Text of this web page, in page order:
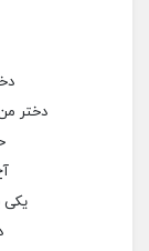
دختر
یکی